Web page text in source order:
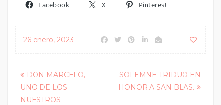
Facebook X Pinterest
26 enero, 2023
Posts
navigation
DON MARCELO,
UNO DE LOS
NUESTROS
SOLEMNE TRIDUO EN
HONOR A SAN BLAS.